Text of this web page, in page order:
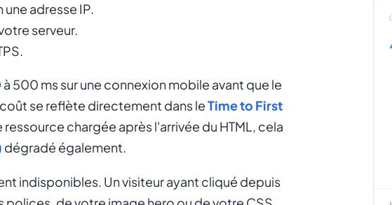
adresse IP.
serveur.
500 ms sur une connexion mobile avant que le
se reflète directement dans leTime to First
chargée après l'arrivée du HTML, cela
dégradé également.
indisponibles. Un visiteur ayant cliqué depuis